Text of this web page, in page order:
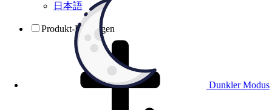
Dunkler Modus
日本語
Produkt-Prüfungen